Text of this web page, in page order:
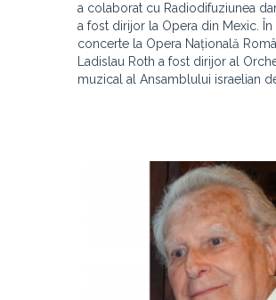
a colaborat cu Radiodifuziunea
a fost dirijor la Opera din Mexic.
concerte la Opera Națională
Ladislau Roth a fost dirijor al
muzical al Ansamblului israelian